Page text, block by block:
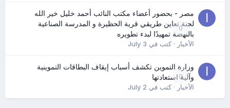
0
مصر - بحضور أعضاء مكتب النائب أحمد خليل خير الله
لجنة تعاين طريقي قرية الحظيرة و المدرسة الصناعية
بالنهضة تمهيدًا لبدء تطويره
الأخبار· كتب في July 3
0
وزارة التموين تكشف أسباب إيقاف البطاقات التموينية
وآلية استعادتها
الأخبار· كتب في July 2